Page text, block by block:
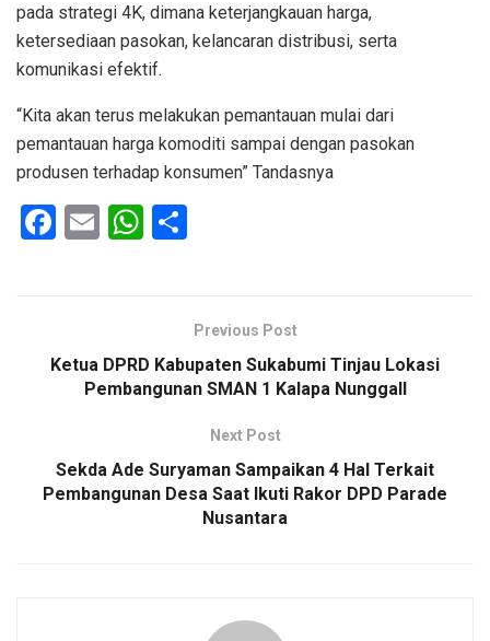
pada strategi 4K, dimana keterjangkauan harga,
ketersediaan pasokan, kelancaran distribusi, serta
komunikasi efektif.
“Kita akan terus melakukan pemantauan mulai dari
pemantauan harga komoditi sampai dengan pasokan
produsen terhadap konsumen” Tandasnya
F
o
E
W
A
p
ePrevious Post
Ketua DPRD Kabupaten Sukabumi Tinjau Lokasi
Pembangunan SMAN 1 Kalapa Nunggall
Next Post
Sekda Ade Suryaman Sampaikan 4 Hal Terkait
Pembangunan Desa Saat Ikuti Rakor DPD Parade
Nusantara